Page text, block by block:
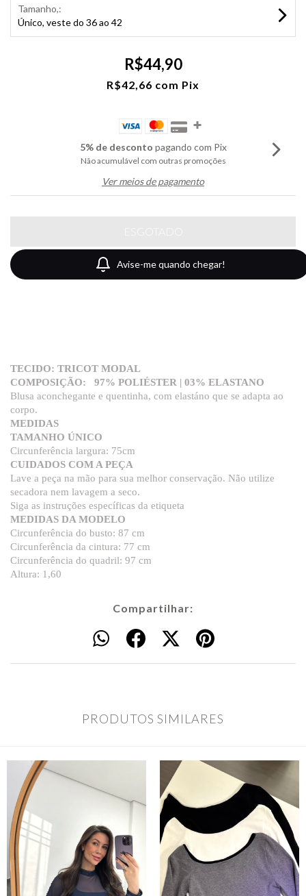
Tamanho,:
Único, veste do 36 ao 42
R$44,90
R$42,66 com Pix
5% de desconto pagando com Pix
Não acumulável com outras promoções
Ver meios de pagamento
Avise-me quando chegar!
TECIDO: TRICOT MODAL
COMPOSIÇÃO: 97% POLIÉSTER | 03% ELASTANO
Blusa aconchegante e quentinha, com elastáno que se adapta ao
corpo.
MEDIDAS
TAMANHO ÚNICO
Circunferência largura: 75cm
CUIDADOS COM A PEÇA
Lave a peça na mão para sua melhor conservação. Não utilize
secadora nem lavagem a seco.
Siga as instruções específicas da etiqueta
MEDIDAS DA MODELO
Circunferência do busto: 87 cm
Circunferência da cintura: 77 cm
Circunferência do quadril: 97 cm
Altura: 1,60
Compartilhar:
PRODUTOS SIMILARES